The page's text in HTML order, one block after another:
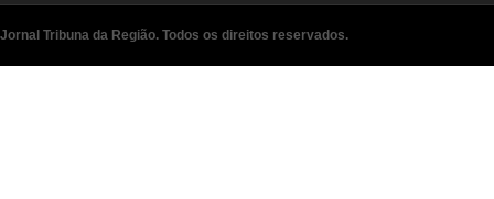
Jornal Tribuna da Região. Todos os direitos reservados.